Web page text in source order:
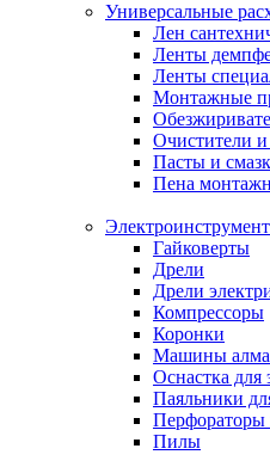
Универсальные
Лен
Ленты
Ленты
Монтажные
Очистители и
Пасты и
Пена
Гайковерты
Дрели
Дрели
Компрессоры
Коронки
Машины
Оснастка для
Паяльники
Перфораторы
Пилы